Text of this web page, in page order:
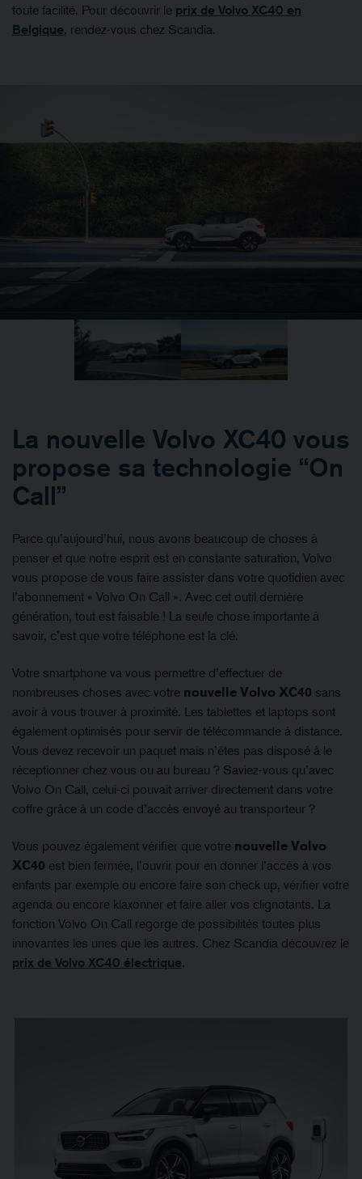
toute facilité. Pour découvrir le prix de Volvo XC40 en
Belgique, rendez-vous chez Scandia.
La nouvelle Volvo XC40 vous
propose sa technologie “On
Call”
Parce qu’aujourd’hui, nous avons beaucoup de choses à
penser et que notre esprit est en constante saturation, Volvo
vous propose de vous faire assister dans votre quotidien avec
l’abonnement « Volvo On Call ». Avec cet outil dernière
génération, tout est faisable ! La seule chose importante à
savoir, c’est que votre téléphone est la clé.
Votre smartphone va vous permettre d’effectuer de
nombreuses choses avec votre nouvelle Volvo XC40 sans
avoir à vous trouver à proximité. Les tablettes et laptops sont
également optimisés pour servir de télécommande à distance.
Vous devez recevoir un paquet mais n’êtes pas disposé à le
réceptionner chez vous ou au bureau ? Saviez-vous qu’avec
Volvo On Call, celui-ci pouvait arriver directement dans votre
coffre grâce à un code d’accès envoyé au transporteur ?
Vous pouvez également vérifier que votre nouvelle Volvo
XC40 est bien fermée, l’ouvrir pour en donner l’accès à vos
enfants par exemple ou encore faire son check up, vérifier votre
agenda ou encore klaxonner et faire aller vos clignotants. La
fonction Volvo On Call regorge de possibilités toutes plus
innovantes les unes que les autres. Chez Scandia découvrez le
prix de Volvo XC40 électrique.